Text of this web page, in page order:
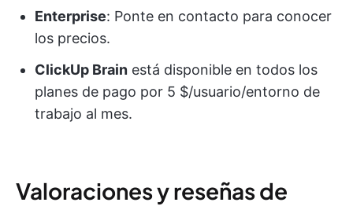
Enterprise: Ponte en contacto para conocer
los precios.
ClickUp Brain está disponible en todos los
planes de pago por 5 $/usuario/entorno de
trabajo al mes.
Valoraciones y reseñas de